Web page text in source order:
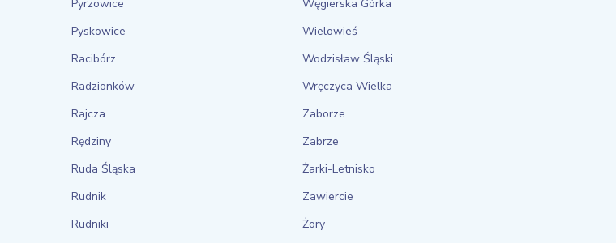
Pyrzowice
Pyskowice
Racibórz
Radzionków
Rajcza
Rędziny
Ruda Śląska
Rudnik
Rudniki
Węgierska Górka
Wielowieś
Wodzisław Śląski
Wręczyca Wielka
Zaborze
Zabrze
Żarki-Letnisko
Zawiercie
Żory